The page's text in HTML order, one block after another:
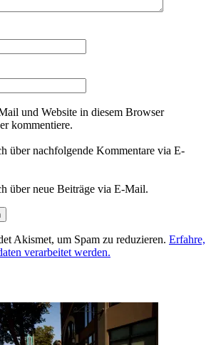
und Website in diesem Browser
kommentiere.
über nachfolgende Kommentare via E-
über neue Beiträge via E-Mail.
Akismet, um Spam zu reduzieren. Erfahre,
verarbeitet werden.